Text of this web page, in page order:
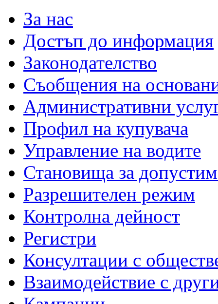
За нас
Достъп до информация
Законодателство
Съобщения на
Административни
Профил на купувача
Управление на водите
Становища за
Разрешителен режим
Контролна дейност
Регистри
Консултации с
Взаимодействие с